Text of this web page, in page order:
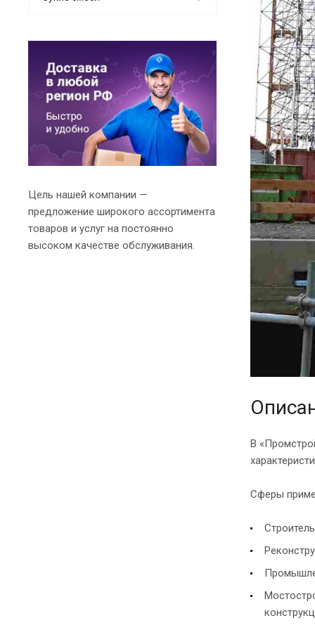
В
Сферы
Цель нашей компании —
предложение широкого ассортимента
товаров и услуг на постоянно
высоком качестве обслуживания.